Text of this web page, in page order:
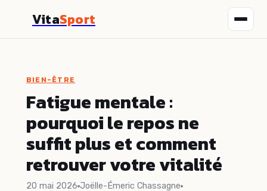
VitaSport
Nutrition
Sport
Santé
Bien-être
BIEN-ÊTRE
Fatigue mentale :
pourquoi le repos ne
suffit plus et comment
retrouver votre vitalité
20 mai 2026 Joëlle-Émeric Chassagne